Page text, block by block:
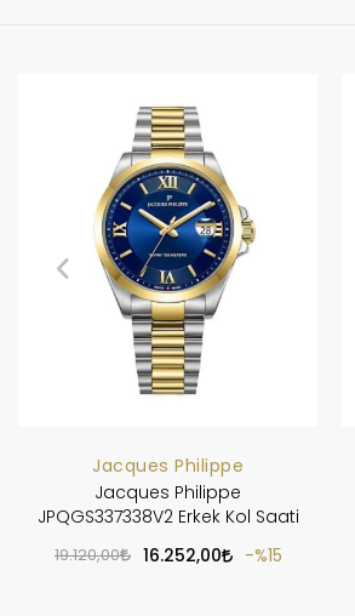
Jacques Philippe
Jacques Philippe
JPQGS337338V2 Erkek Kol Saati
19.120,00 16.252,00 %15